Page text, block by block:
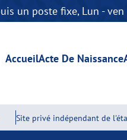
un poste fixe, Lun -
AccueilActe De Naissance
Site privé indépendant de